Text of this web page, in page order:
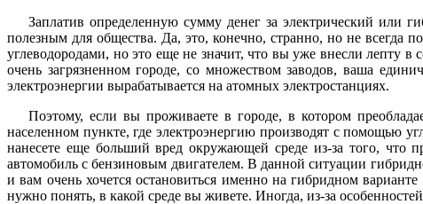
Заплатив определенную сумму денег за электрический или
полезным для общества. Да, это, конечно, странно, но не всегда
углеводородами, но это еще не значит, что вы уже внесли лепту
очень загрязненном городе, со множеством заводов, ваша
электроэнергии вырабатывается на атомных электростанциях.
Поэтому, если вы проживаете в городе, в котором
населенном пункте, где электроэнергию производят с помощью
нанесете еще больший вред окружающей среде из-за того, что
автомобиль с бензиновым двигателем. В данной ситуации
и вам очень хочется остановиться именно на гибридном
нужно понять, в какой среде вы живете. Иногда, из-за